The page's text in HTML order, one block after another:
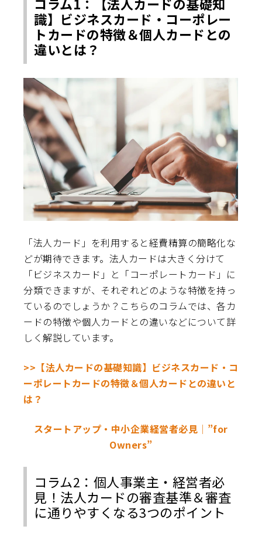
識】ビジネスカード・コーポレー
トカードの特徴＆個人カードとの
違いとは？
「法人カード」を利用すると経費精算の簡略化な
どが期待できます。法人カードは大きく分けて
「ビジネスカード」と「コーポレートカード」に
分類できますが、それぞれどのような特徴を持っ
ているのでしょうか？こちらのコラムでは、各カ
ードの特徴や個人カードとの違いなどについて詳
しく解説しています。
>>【法人カードの基礎知識】ビジネスカード・コ
ーポレートカードの特徴＆個人カードとの違いと
は？
スタートアップ・中小企業経営者必見│”for
Owners”
コラム2：個人事業主・経営者必
見！法人カードの審査基準＆審査
に通りやすくなる3つのポイント